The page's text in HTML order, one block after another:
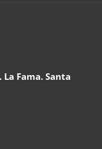
Fama. Santa